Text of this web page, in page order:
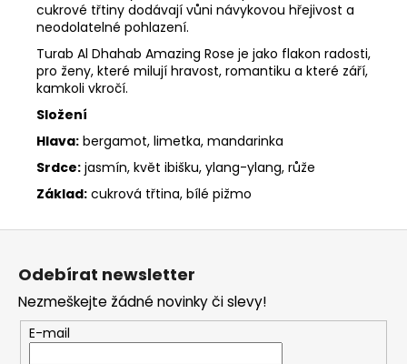
cukrové třtiny dodávají vůni návykovou hřejivost a
neodolatelné pohlazení.
Turab Al Dhahab Amazing Rose je jako flakon radosti,
pro ženy, které milují hravost, romantiku a které září,
kamkoli vkročí.
Složení
Hlava: bergamot, limetka, mandarinka
Srdce: jasmín, květ ibišku, ylang-ylang, růže
Základ: cukrová třtina, bílé pižmo
Z
Odebírat newsletter
Nezmeškejte žádné novinky či slevy!
E-mail